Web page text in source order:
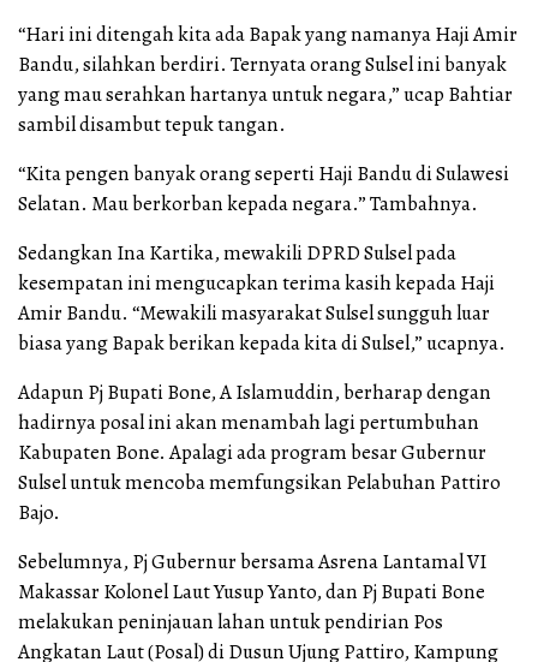
“Hari ini ditengah kita ada Bapak yang namanya Haji Amir
Bandu, silahkan berdiri. Ternyata orang Sulsel ini banyak
yang mau serahkan hartanya untuk negara,” ucap Bahtiar
sambil disambut tepuk tangan.
“Kita pengen banyak orang seperti Haji Bandu di Sulawesi
Selatan. Mau berkorban kepada negara.” Tambahnya.
Sedangkan Ina Kartika, mewakili DPRD Sulsel pada
kesempatan ini mengucapkan terima kasih kepada Haji
Amir Bandu. “Mewakili masyarakat Sulsel sungguh luar
biasa yang Bapak berikan kepada kita di Sulsel,” ucapnya.
Adapun Pj Bupati Bone, A Islamuddin, berharap dengan
hadirnya posal ini akan menambah lagi pertumbuhan
Kabupaten Bone. Apalagi ada program besar Gubernur
Sulsel untuk mencoba memfungsikan Pelabuhan Pattiro
Bajo.
Sebelumnya, Pj Gubernur bersama Asrena Lantamal VI
Makassar Kolonel Laut Yusup Yanto, dan Pj Bupati Bone
melakukan peninjauan lahan untuk pendirian Pos
Angkatan Laut (Posal) di Dusun Ujung Pattiro, Kampung